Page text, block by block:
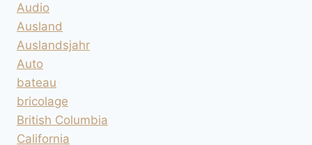
Audio
Ausland
Auslandsjahr
Auto
bateau
bricolage
British Columbia
California